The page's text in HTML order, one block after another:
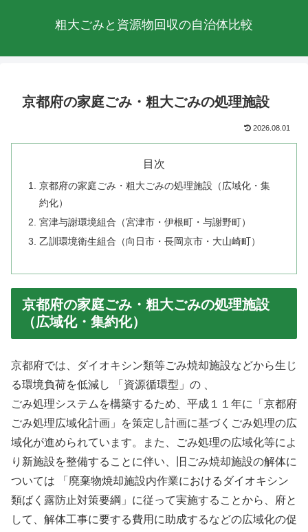
粗大ごみと資源物回収の自治体比較
京都府の家庭ごみ・粗大ごみの処理施設
2026.08.01
目次
京都府の家庭ごみ・粗大ごみの処理施設（広域化・集
約化）
宮津与謝環境組合（宮津市・伊根町・与謝野町）
乙訓環境衛生組合（向日市・長岡京市・大山崎町）
京都府の家庭ごみ・粗大ごみの処理施設
（広域化・集約化）
京都府では、ダイオキシン類等ごみ焼却施設などから生じ
る環境負荷を低減し 「資源循環型」の 、
ごみ処理システムを構築するため、平成１１年に「京都府
ごみ処理広域化計画」を策定し計画に基づくごみ処理の広
域化が進められています。また、ごみ処理の広域化等によ
り新施設を整備することに伴い、旧ごみ焼却施設の解体に
ついては 「廃棄物焼却施設内作業におけるダイオキシン
類ばく露防止対策要綱」に従って実施することから、府と
して、解体工事に要する費用に助成するなどの広域化の促